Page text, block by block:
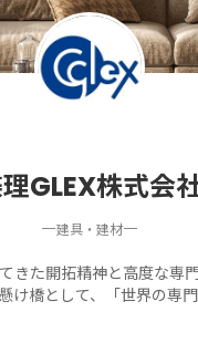
GLEX株式会
―建具・建材―
きた開拓精神と高度な専
け橋として、「世界の専